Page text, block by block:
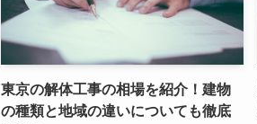
東京の解体工事の相場を紹介！建物
の種類と地域の違いについても徹底